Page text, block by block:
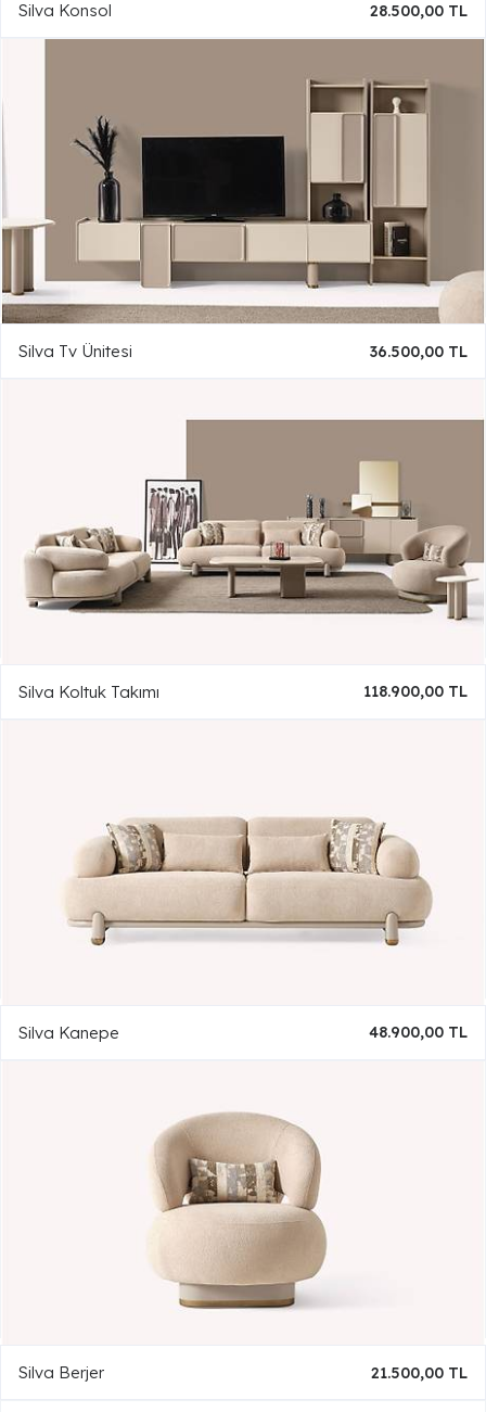
Silva Konsol 28.500,00 TL
Silva Tv Ünitesi 36.500,00 TL
Silva Koltuk Takımı 118.900,00 TL
Silva Kanepe 48.900,00 TL
Silva Berjer 21.500,00 TL